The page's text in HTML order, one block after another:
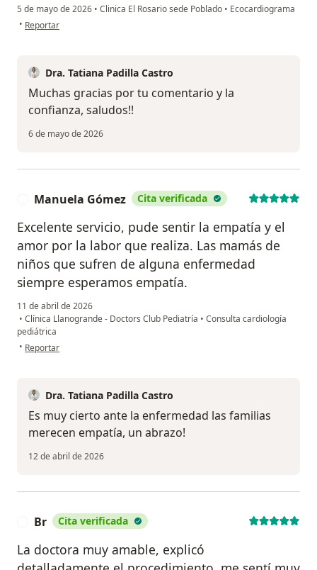
5 de mayo de 2026 • Clinica El Rosario sede Poblado • Ecocardiograma
• en opinión del usuario HR
Reportar
Dra. Tatiana Padilla Castro
Muchas gracias por tu comentario y la
confianza, saludos!!
6 de mayo de 2026
Manuela Gómez Cita verificada
Excelente servicio, pude sentir la empatía y el
amor por la labor que realiza. Las mamás de
niños que sufren de alguna enfermedad
siempre esperamos empatía.
11 de abril de 2026
• Clínica Llanogrande - Doctors Club Pediatría • Consulta cardiología
pediátrica
• en opinión del usuario Manuela Gómez
Reportar
Dra. Tatiana Padilla Castro
Es muy cierto ante la enfermedad las familias
merecen empatía, un abrazo!
12 de abril de 2026
Br Cita verificada
La doctora muy amable, explicó